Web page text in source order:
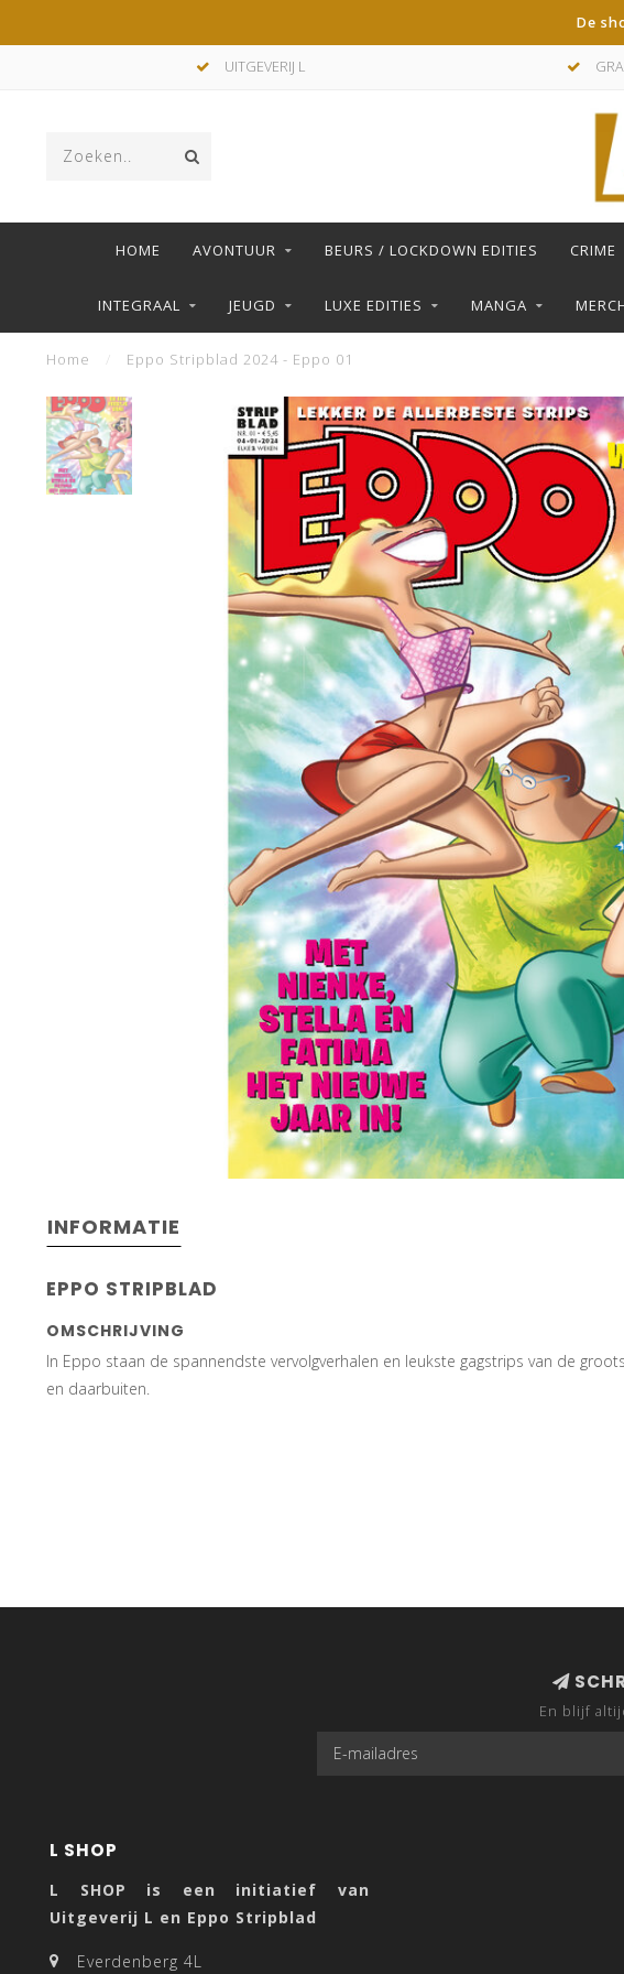
De
UITGEVERIJ L
HOME AVONTUUR BEURS / LOCKDOWN EDITIES CRIME
INTEGRAAL JEUGD LUXE EDITIES MANGA
Home Eppo Stripblad 2024 - Eppo 01
INFORMATIE
EPPO STRIPBLAD
OMSCHRIJVING
In Eppo staan de spannendste vervolgverhalen en leukste gagstrips van de
en daarbuiten.
En blijf
L SHOP
L SHOP is een initiatief van
Uitgeverij L en Eppo Stripblad
Everdenberg 4L